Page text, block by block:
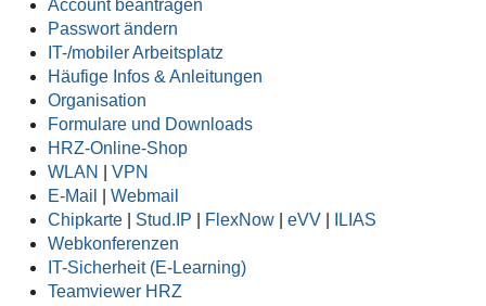
Account beantragen
Passwort ändern
IT-/mobiler Arbeitsplatz
Häufige Infos & Anleitungen
Organisation
Formulare und Downloads
HRZ-Online-Shop
WLAN
VPN
E-Mail
Webmail
Chipkarte| Stud.IP FlexNow| eVV|
ILIAS
Webkonferenzen
IT-Sicherheit (E-Learning)
Teamviewer HRZ